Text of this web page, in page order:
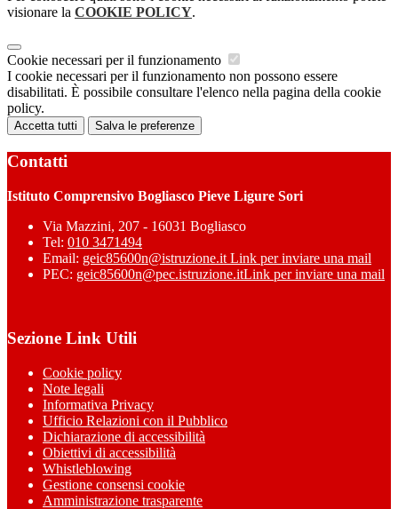
visionare la COOKIE POLICY.
Cookie necessari per il funzionamento
I cookie necessari per il funzionamento non possono essere
disabilitati. È possibile consultare l'elenco nella pagina della cookie
policy.
Accetta tutti Salva le preferenze
Contatti
Istituto Comprensivo Bogliasco Pieve Ligure Sori
Via Mazzini, 207 - 16031 Bogliasco
Tel: 010 3471494
Email: geic85600n@istruzione.it Link per inviare una mail
PEC: geic85600n@pec.istruzione.itLink per inviare una mail
Sezione Link Utili
Cookie policy
Note legali
Informativa Privacy
Ufficio Relazioni con il Pubblico
Dichiarazione di accessibilità
Obiettivi di accessibilità
Whistleblowing
Gestione consensi cookie
Amministrazione trasparente